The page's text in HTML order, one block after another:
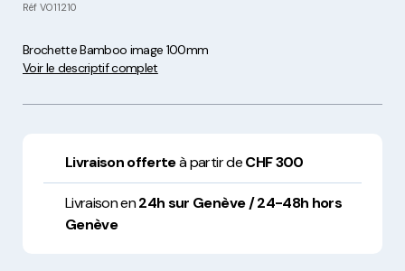
Réf VO11210
Brochette Bamboo image 100mm
Voir le descriptif complet
Livraison offerteà partir deCHF 300
Livraison en24h sur Genève / 24-48h hors
Genève